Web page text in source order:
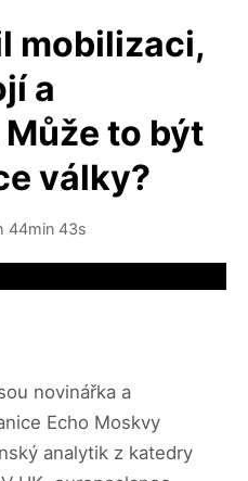
mobilizaci,
a
to být
války?
44min 43s
novinářka a
Echo Moskvy
analytik z katedry